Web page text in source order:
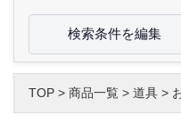
検索条件を編集
TOP > 商品一覧 > 道具 >